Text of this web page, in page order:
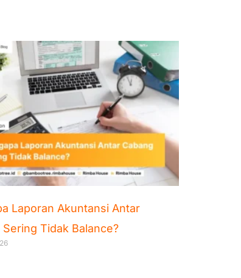
Laporan Akuntansi Antar
Sering Tidak Balance?